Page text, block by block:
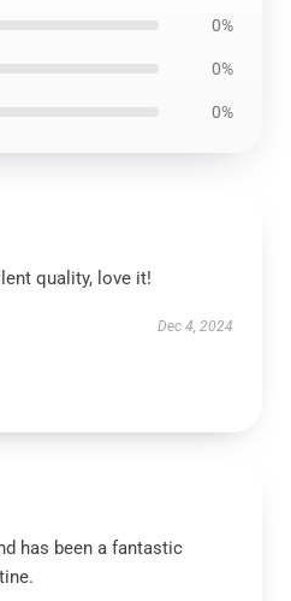
0%
0%
0%
quality, love it!
Dec 4, 2024
has been a fantastic